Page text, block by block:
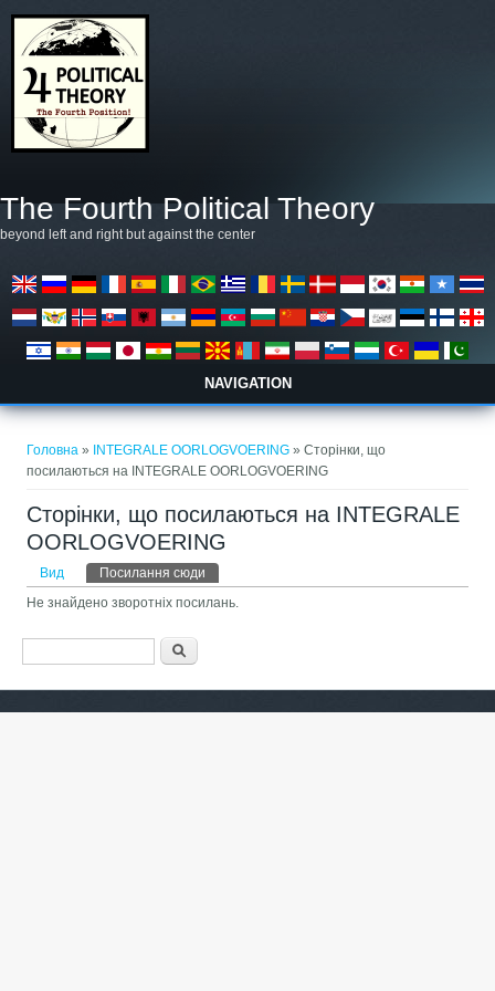
The Fourth Political Theory
beyond left and right but against the center
NAVIGATION
Головна » INTEGRALE OORLOGVOERING » Сторінки, що
посилаються на INTEGRALE OORLOGVOERING
Сторінки, що посилаються на INTEGRALE
OORLOGVOERING
Первинні вкладки
Вид Посилання сюди
Не знайдено зворотніх посилань.
Пошукова форма